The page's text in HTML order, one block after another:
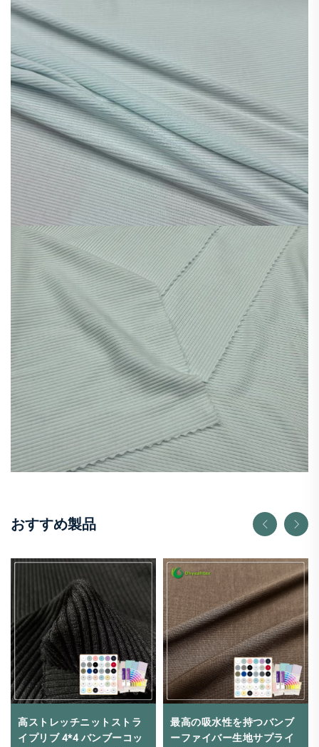
おすすめ製品
高ストレッチニットストラ
イプリブ 4*4 バンブーコッ
最高の吸水性を持つバンブ
ーファイバー生地サプライ